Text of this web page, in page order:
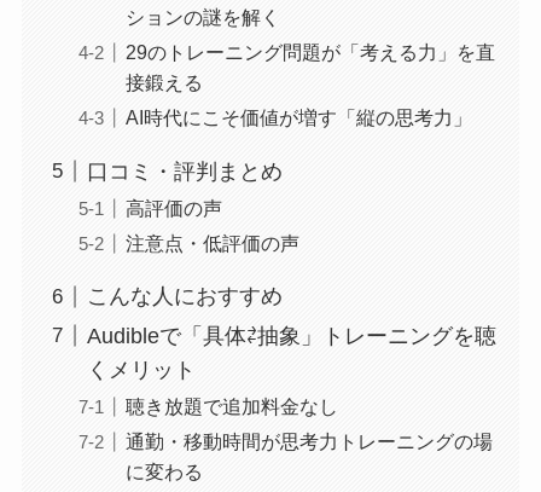
ションの謎を解く
29のトレーニング問題が「考える力」を直
接鍛える
AI時代にこそ価値が増す「縦の思考力」
口コミ・評判まとめ
高評価の声
注意点・低評価の声
こんな人におすすめ
Audibleで「具体⇄抽象」トレーニングを聴
くメリット
聴き放題で追加料金なし
通勤・移動時間が思考力トレーニングの場
に変わる